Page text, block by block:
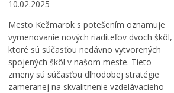
10.02.2025
Mesto Kežmarok s potešením oznamuje
vymenovanie nových riaditeľov dvoch škôl,
ktoré sú súčasťou nedávno vytvorených
spojených škôl v našom meste. Tieto
zmeny sú súčasťou dlhodobej stratégie
zameranej na skvalitnenie vzdelávacieho